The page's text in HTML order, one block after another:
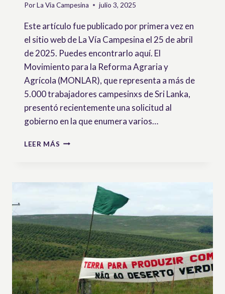
PorLa Via Campesina julio 3, 2025
Este artículo fue publicado por primera vez en
el sitio web de La Vía Campesina el 25 de abril
de 2025. Puedes encontrarlo aquí. El
Movimiento para la Reforma Agraria y
Agrícola (MONLAR), que representa a más de
5.000 trabajadores campesinxs de Sri Lanka,
presentó recientemente una solicitud al
gobierno en la que enumera varios…
LEER MÁS SRI
GOBIERNO
REFORMAR
LA
LEY
INTERNA
PARA
ADAPTARLA
A
LA